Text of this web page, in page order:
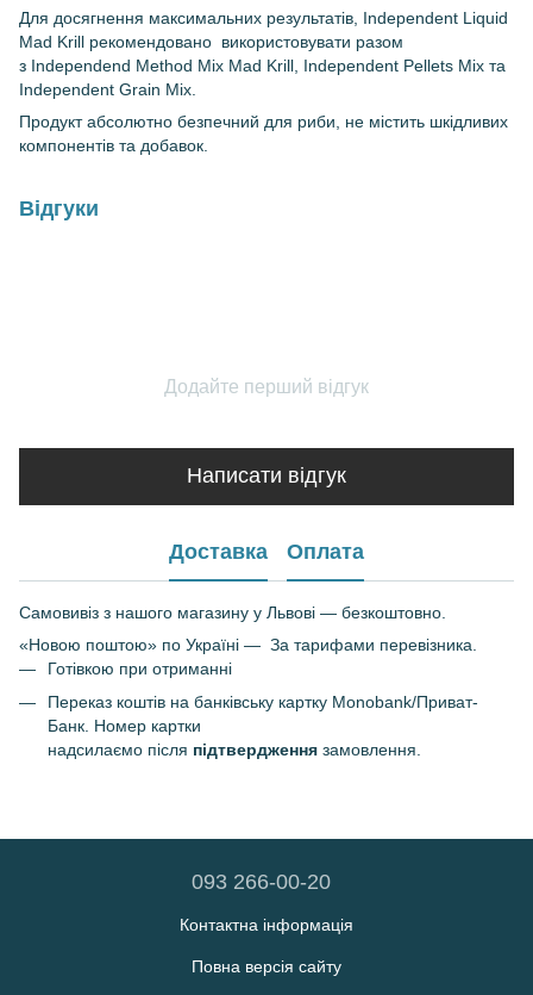
Для досягнення максимальних результатів, Independent Liquid
Mad Krill рекомендовано використовувати разом
з Independend Method Mix Mad Krill, Independent Pellets Mix та
Independent Grain Mix.
Продукт абсолютно безпечний для риби, не містить шкідливих
компонентів та добавок.
Відгуки
Додайте перший відгук
Написати відгук
Доставка Оплата
Самовивіз з нашого магазину у Львові — безкоштовно.
«Новою поштою» по Україні — За тарифами перевізника.
Готівкою при отриманні
Переказ коштів на банківську картку Monobank/Приват-
Банк. Номер картки
надсилаємо після підтвердження замовлення.
093 266-00-20
Контактна інформація
Повна версія сайту